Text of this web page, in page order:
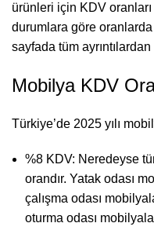
ürünleri için KDV
durumlara göre
sayfada tüm
Mobilya KDV
Türkiye’de 2025 yılı
%8 KDV: Neredeyse
orandır. Yatak odası
çalışma odası
oturma odası